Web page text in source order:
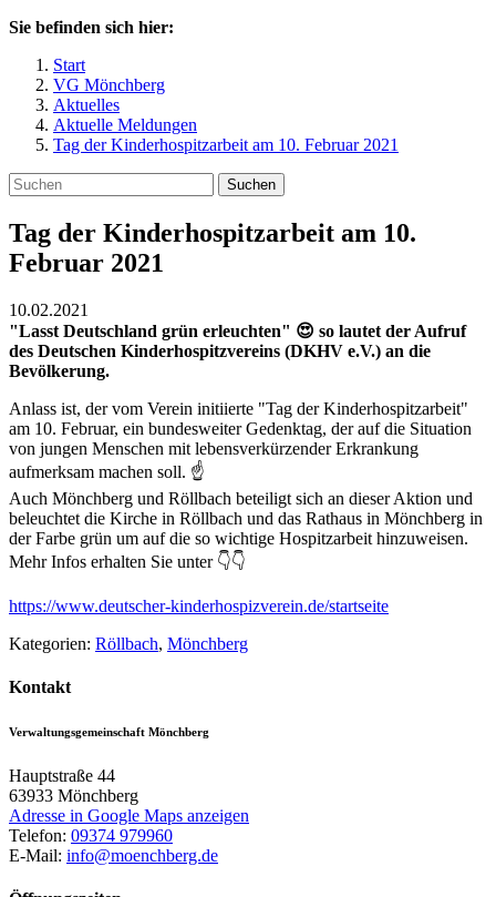
Sie befinden sich hier:
Start
VG Mönchberg
Aktuelles
Aktuelle Meldungen
Tag der Kinderhospitzarbeit am 10. Februar 2021
Suchen
Tag der Kinderhospitzarbeit am 10.
Februar 2021
10.02.2021
"Lasst Deutschland grün erleuchten" 😍 so lautet der Aufruf
des Deutschen Kinderhospitzvereins (DKHV e.V.) an die
Bevölkerung.
Anlass ist, der vom Verein initiierte "Tag der Kinderhospitzarbeit"
am 10. Februar, ein bundesweiter Gedenktag, der auf die Situation
von jungen Menschen mit lebensverkürzender Erkrankung
aufmerksam machen soll. ☝️
Auch Mönchberg und Röllbach beteiligt sich an dieser Aktion und
beleuchtet die Kirche in Röllbach und das Rathaus in Mönchberg in
der Farbe grün um auf die so wichtige Hospitzarbeit hinzuweisen.
Mehr Infos erhalten Sie unter 👇👇
https://www.deutscher-kinderhospizverein.de/startseite
Kategorien: Röllbach, Mönchberg
Kontakt
Verwaltungsgemeinschaft Mönchberg
Hauptstraße 44
63933 Mönchberg
Adresse in Google Maps anzeigen
Telefon: 09374 979960
E-Mail: info@moenchberg.de